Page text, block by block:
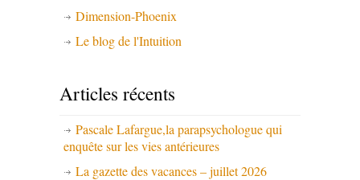
Dimension-Phoenix
Le blog de l'Intuition
Articles récents
Pascale Lafargue,la parapsychologue qui
enquête sur les vies antérieures
La gazette des vacances – juillet 2026